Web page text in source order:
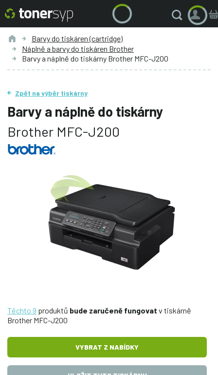
Barvy do tiskáren (cartridge)
Náplně a barvy do tiskáren Brother
Barvy a náplně do tiskárny Brother MFC-J200
Zpět na výběr tiskárny
Barvy a náplně do tiskárny
Brother MFC-J200
Těchto 9 produktů bude zaručeně fungovat v tiskárně
Brother MFC-J200
VYBRAT Z NABÍDKY